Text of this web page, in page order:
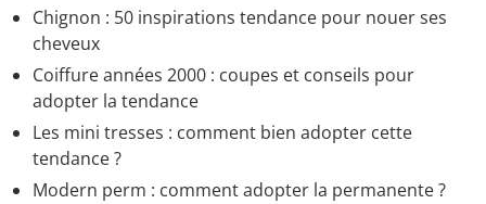
Chignon : 50 inspirations tendance pour nouer ses
cheveux
Coiffure années 2000 : coupes et conseils pour
adopter la tendance
Les mini tresses : comment bien adopter cette
tendance ?
Modern perm : comment adopter la permanente ?